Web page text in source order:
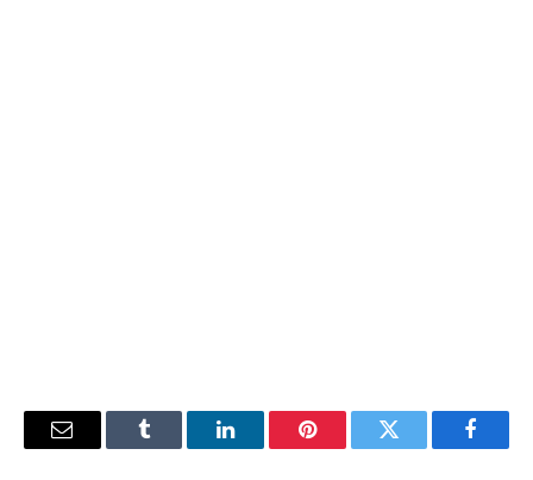
فيسبوك تويتر بينتيريستلينكدإن Tumblr
البريد